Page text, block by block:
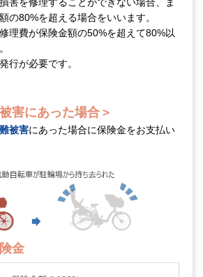
の80%を超える場合をいいます。
理費が保険金額の50%を超えて80%以
行が必要です。
害にあった場合＞
被害にあった場合に保険金をお支払い
金